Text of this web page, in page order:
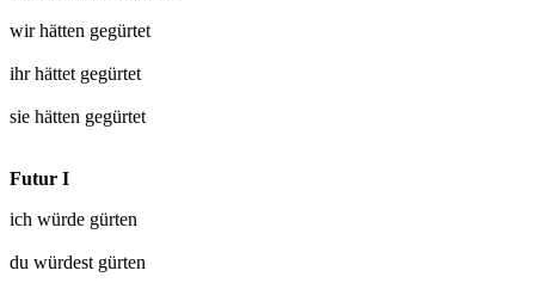
wir hätten gegürtet
ihr hättet gegürtet
sie hätten gegürtet
Futur I
ich würde gürten
du würdest gürten